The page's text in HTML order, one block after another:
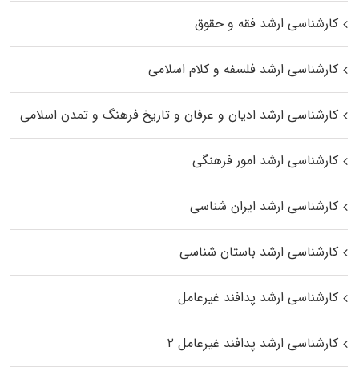
کارشناسی ارشد فقه و حقوق
کارشناسی ارشد فلسفه و کلام اسلامی
کارشناسی ارشد ادیان و عرفان و تاریخ فرهنگ و تمدن اسلامی
کارشناسی ارشد امور فرهنگی
کارشناسی ارشد ایران شناسی
کارشناسی ارشد باستان شناسی
کارشناسی ارشد پدافند غیرعامل
کارشناسی ارشد پدافند غیرعامل ۲